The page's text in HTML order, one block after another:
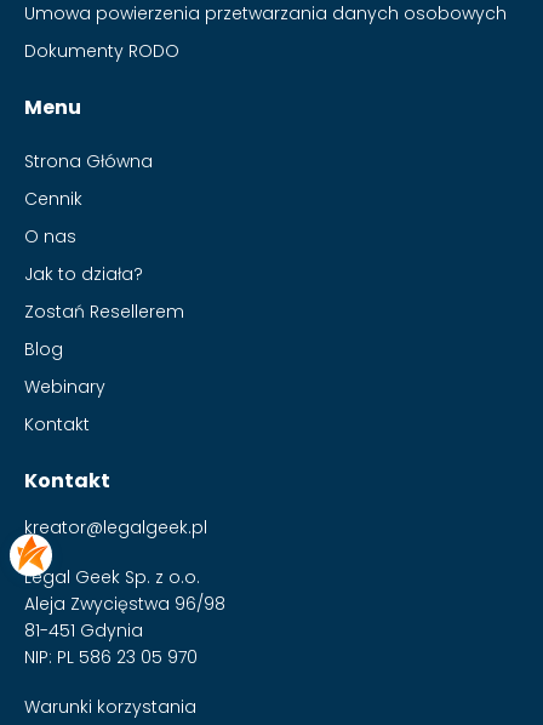
Umowa powierzenia przetwarzania danych osobowych
Dokumenty RODO
Menu
Strona Główna
Cennik
O nas
Jak to działa?
Zostań Resellerem
Blog
Webinary
Kontakt
Kontakt
kreator@legalgeek.pl
Legal Geek Sp. z o.o.
Aleja Zwycięstwa 96/98
81-451 Gdynia
NIP: PL 586 23 05 970
Warunki korzystania